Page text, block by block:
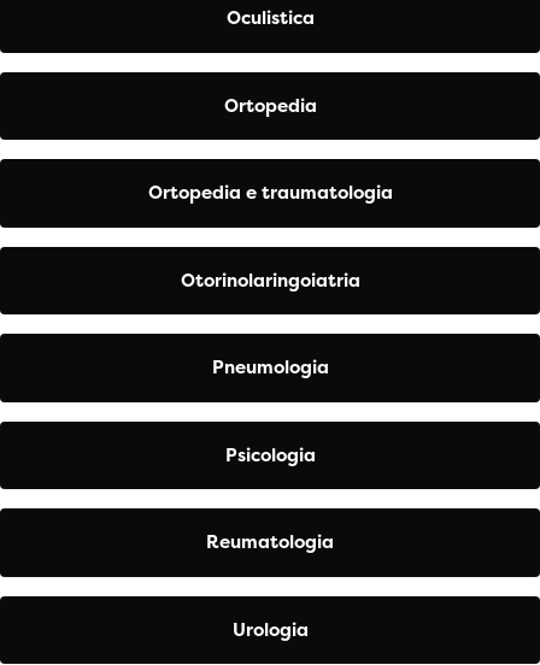
Oculistica
Ortopedia
Ortopedia e traumatologia
Otorinolaringoiatria
Pneumologia
Psicologia
Reumatologia
Urologia